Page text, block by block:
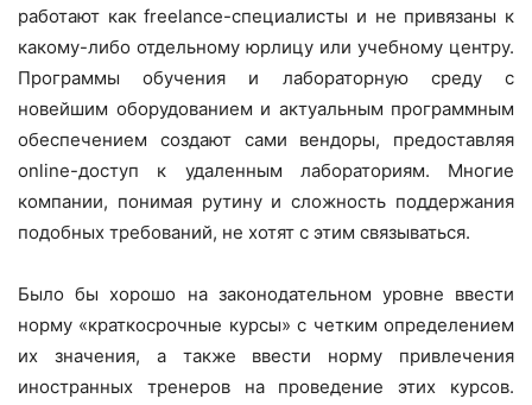
работают как freelance-специалисты и не привязаны к
какому-либо отдельному юрлицу или учебному центру.
Программы обучения и лабораторную среду с
новейшим оборудованием и актуальным программным
обеспечением создают сами вендоры, предоставляя
online-доступ к удаленным лабораториям. Многие
компании, понимая рутину и сложность поддержания
подобных требований, не хотят с этим связываться.
Было бы хорошо на законодательном уровне ввести
норму «краткосрочные курсы» с четким определением
их значения, а также ввести норму привлечения
иностранных тренеров на проведение этих курсов.